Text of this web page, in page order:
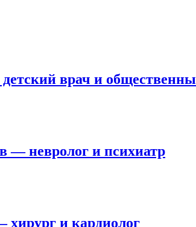
врач и
— невролог и психиатр
и кардиолог